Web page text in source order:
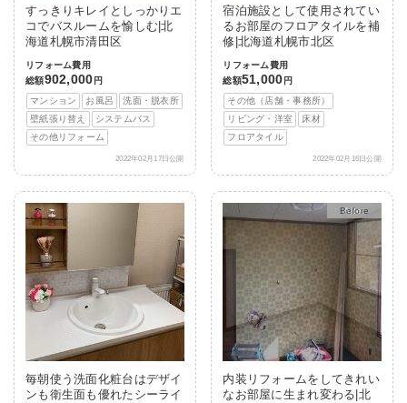
すっきりキレイとしっかりエ
コでバスルームを愉しむ|北
海道札幌市清田区
リフォーム費用
総額902,000 円
マンション
お風呂
洗面・脱衣所
壁紙張り替え
システムバス
その他リフォーム
2022年02月17日公開
宿泊施設として使用されてい
るお部屋のフロアタイルを補
修|北海道札幌市北区
リフォーム費用
総額51,000 円
その他（店舗・事務所）
リビング・洋室
床材
フロアタイル
2022年02月16日公開
毎朝使う洗面化粧台はデザイ
ンも衛生面も優れたシーライ
After
内装リフォームをしてきれい
なお部屋に生まれ変わる|北